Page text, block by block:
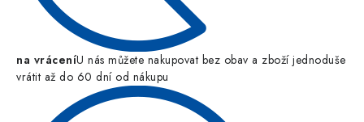
na vráceníU nás můžete nakupovat bez obav a zboží jednoduše
vrátit až do 60 dní od nákupu